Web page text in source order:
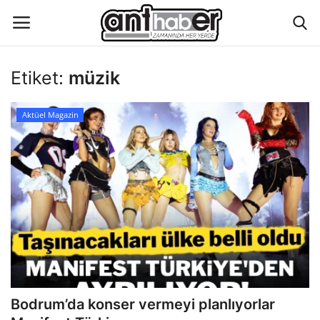
Eğitim
Aktüel Magazin
Hakkımızda
İletişim
Asayiş
Çevre
Etiket: müzik
Aktüel Magazin
Bodrum’da konser vermeyi planlıyorlar